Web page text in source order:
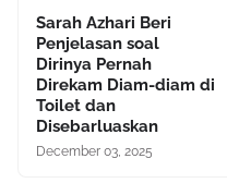
Sarah Azhari Beri
Penjelasan soal
Dirinya Pernah
Direkam Diam-diam di
Toilet dan
Disebarluaskan
December 03, 2025